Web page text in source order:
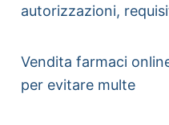
autorizzazioni,
Vendita farmaci
per evitare multe